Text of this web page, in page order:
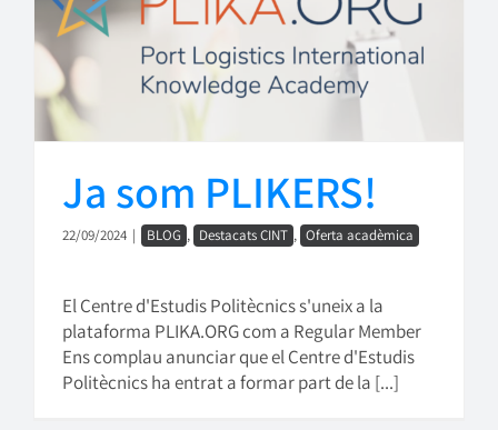
Ja som PLIKERS!
22/09/2024 | BLOG , Destacats CINT , Oferta acadèmica
El Centre d'Estudis Politècnics s'uneix a la
plataforma PLIKA.ORG com a Regular Member
Ens complau anunciar que el Centre d'Estudis
Politècnics ha entrat a formar part de la [...]